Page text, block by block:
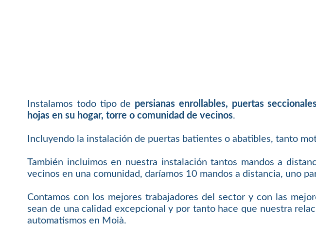
Instalamos todo tipo de persianas enrollables, puertas
hojas en su hogar, torre o comunidad de vecinos.
Incluyendo la instalación de puertas batientes o abatibles, tanto
También incluimos en nuestra instalación tantos mandos a
vecinos en una comunidad, daríamos 10 mandos a distancia, uno
Contamos con los mejores trabajadores del sector y con las
sean de una calidad excepcional y por tanto hace que nuestra
automatismos en Moià.